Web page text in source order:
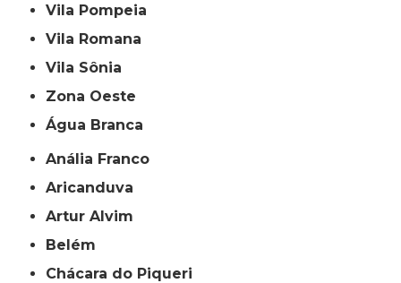
Vila Pompeia
Vila Romana
Vila Sônia
Zona Oeste
Água Branca
Anália Franco
Aricanduva
Artur Alvim
Belém
Chácara do Piqueri